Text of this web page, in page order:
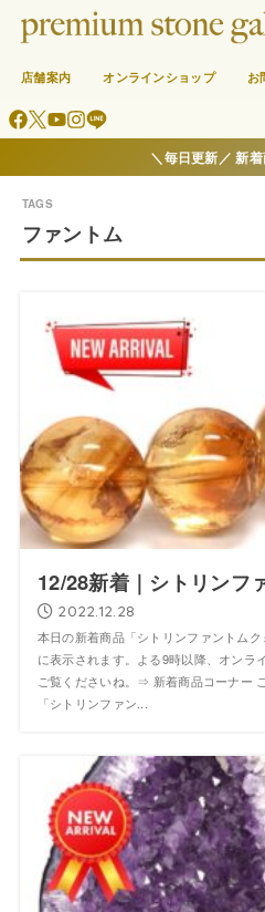
店舗案内 オンラインショップ お
＼毎日更新／ 新
ファントム
12/28新着｜シトリンフ
2022.12.28
本日の新着商品「シトリンファントム
に表示されます。よる9時以降、オンラ
ご覧くださいね。⇒ 新着商品コーナー
「シトリンファン...